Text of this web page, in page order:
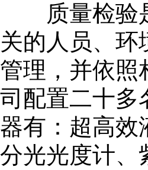
质量检验是
关的人员、环
管理，并依照
司配置二十多
器有：超高效
分光光度计、